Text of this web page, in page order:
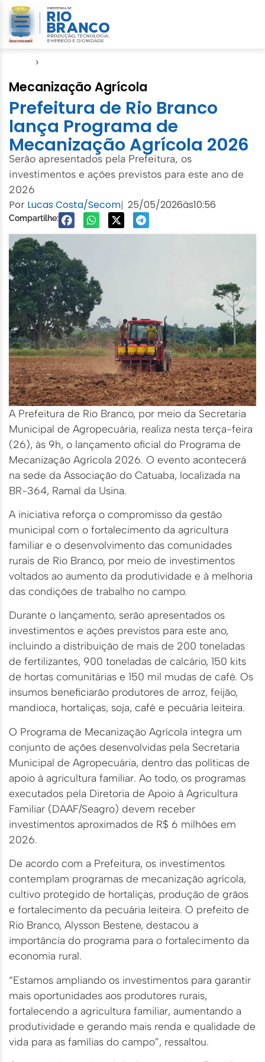
›
Mecanização Agrícola
Prefeitura de Rio Branco
lança Programa de
Mecanização Agrícola 2026
Serão apresentados pela Prefeitura, os
investimentos e ações previstos para este ano de
2026
Por Lucas Costa/Secom| 25/05/2026às10:56
Compartilhe:
A Prefeitura de Rio Branco, por meio da Secretaria
Municipal de Agropecuária, realiza nesta terça-feira
(26), às 9h, o lançamento oficial do Programa de
Mecanização Agrícola 2026. O evento acontecerá
na sede da Associação do Catuaba, localizada na
BR-364, Ramal da Usina.
A iniciativa reforça o compromisso da gestão
municipal com o fortalecimento da agricultura
familiar e o desenvolvimento das comunidades
rurais de Rio Branco, por meio de investimentos
voltados ao aumento da produtividade e à melhoria
das condições de trabalho no campo.
Durante o lançamento, serão apresentados os
investimentos e ações previstos para este ano,
incluindo a distribuição de mais de 200 toneladas
de fertilizantes, 900 toneladas de calcário, 150 kits
de hortas comunitárias e 150 mil mudas de café. Os
insumos beneficiarão produtores de arroz, feijão,
mandioca, hortaliças, soja, café e pecuária leiteira.
O Programa de Mecanização Agrícola integra um
conjunto de ações desenvolvidas pela Secretaria
Municipal de Agropecuária, dentro das políticas de
apoio à agricultura familiar. Ao todo, os programas
executados pela Diretoria de Apoio à Agricultura
Familiar (DAAF/Seagro) devem receber
investimentos aproximados de R$ 6 milhões em
2026.
De acordo com a Prefeitura, os investimentos
contemplam programas de mecanização agrícola,
cultivo protegido de hortaliças, produção de grãos
e fortalecimento da pecuária leiteira. O prefeito de
Rio Branco, Alysson Bestene, destacou a
importância do programa para o fortalecimento da
economia rural.
“Estamos ampliando os investimentos para garantir
mais oportunidades aos produtores rurais,
fortalecendo a agricultura familiar, aumentando a
produtividade e gerando mais renda e qualidade de
vida para as famílias do campo”, ressaltou.